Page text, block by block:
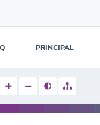
PRINCIPAL